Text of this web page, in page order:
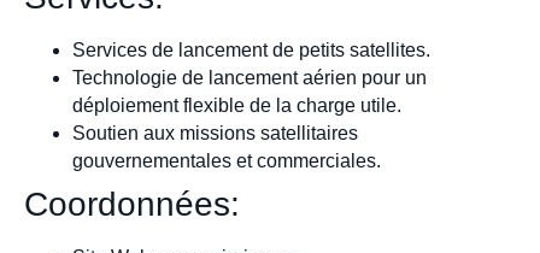
Services de lancement de petits satellites.
Technologie de lancement aérien pour un
déploiement flexible de la charge utile.
Soutien aux missions satellitaires
gouvernementales et commerciales.
Coordonnées: